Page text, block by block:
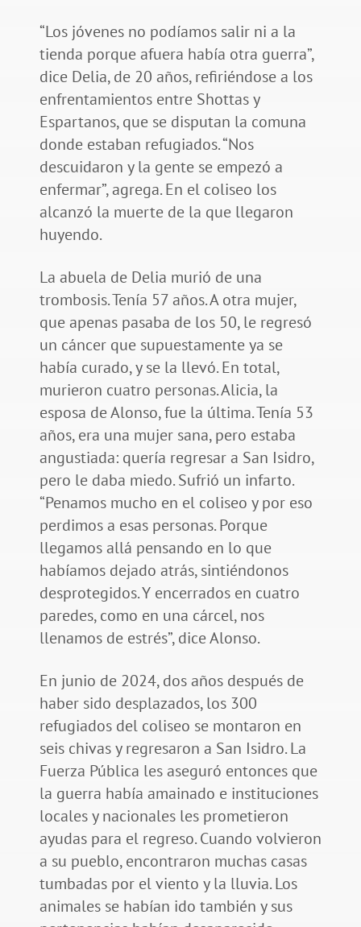
“Los jóvenes no podíamos salir ni a la
tienda porque afuera había otra guerra”,
dice Delia, de 20 años, refiriéndose a los
enfrentamientos entre Shottas y
Espartanos, que se disputan la comuna
donde estaban refugiados. “Nos
descuidaron y la gente se empezó a
enfermar”, agrega. En el coliseo los
alcanzó la muerte de la que llegaron
huyendo.
La abuela de Delia murió de una
trombosis. Tenía 57 años. A otra mujer,
que apenas pasaba de los 50, le regresó
un cáncer que supuestamente ya se
había curado, y se la llevó. En total,
murieron cuatro personas. Alicia, la
esposa de Alonso, fue la última. Tenía 53
años, era una mujer sana, pero estaba
angustiada: quería regresar a San Isidro,
pero le daba miedo. Sufrió un infarto.
“Penamos mucho en el coliseo y por eso
perdimos a esas personas. Porque
llegamos allá pensando en lo que
habíamos dejado atrás, sintiéndonos
desprotegidos. Y encerrados en cuatro
paredes, como en una cárcel, nos
llenamos de estrés”, dice Alonso.
En junio de 2024, dos años después de
haber sido desplazados, los 300
refugiados del coliseo se montaron en
seis chivas y regresaron a San Isidro. La
Fuerza Pública les aseguró entonces que
la guerra había amainado e instituciones
locales y nacionales les prometieron
ayudas para el regreso. Cuando volvieron
a su pueblo, encontraron muchas casas
tumbadas por el viento y la lluvia. Los
animales se habían ido también y sus